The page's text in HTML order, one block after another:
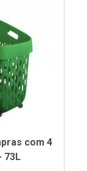
com 4
73L